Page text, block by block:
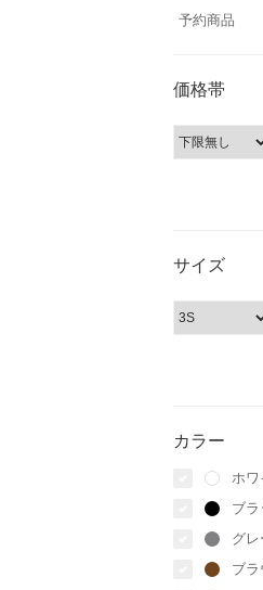
予約商品
価格帯
サイズ
カラー
ホワ
ブラ
グレ
ブラ